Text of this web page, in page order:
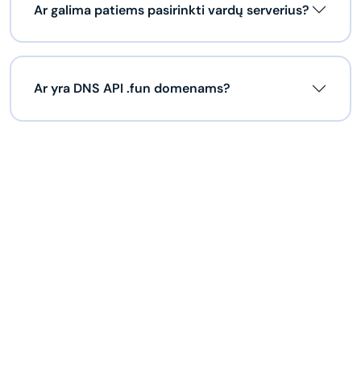
Ar galima patiems pasirinkti vardų serverius?
Ar yra DNS API .fun domenams?